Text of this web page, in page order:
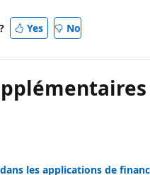
Yes No
les applications de